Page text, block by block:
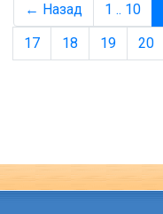
← Назад 1 .. 10
17
18 19 20